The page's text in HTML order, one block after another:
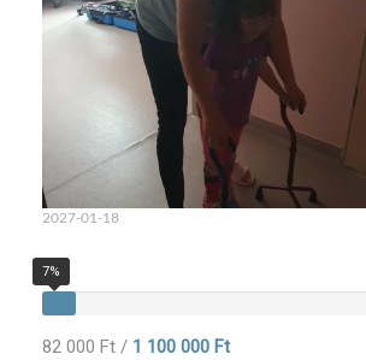
2027-01-18
7%
82 000 Ft / 1 100 000 Ft